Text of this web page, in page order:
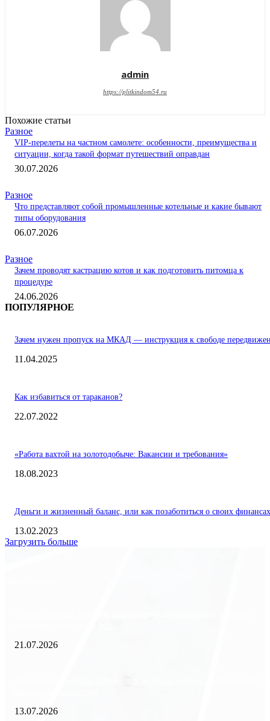
admin
https://plitkindom54.ru
Похожие статьи
Разное
VIP-перелеты на частном самолете: особенности, преимущества и
ситуации, когда такой формат путешествий оправдан
30.07.2026
Разное
Что представляют собой промышленные котельные и какие бывают
типы оборудования
06.07.2026
Разное
Зачем проводят кастрацию котов и как подготовить питомца к
процедуре
24.06.2026
ПОПУЛЯРНОЕ
Зачем нужен пропуск на МКАД — инструкция к свободе
11.04.2025
Как избавиться от тараканов?
22.07.2022
«Работа вахтой на золотодобыче: Вакансии и требования»
18.08.2023
Деньги и жизненный баланс, или как позаботиться о своих финансах
13.02.2023
Загрузить больше
21.07.2026
13.07.2026